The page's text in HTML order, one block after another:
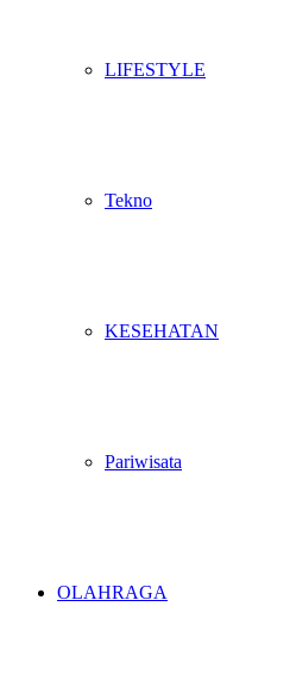
LIFESTYLE
Tekno
KESEHATAN
Pariwisata
OLAHRAGA